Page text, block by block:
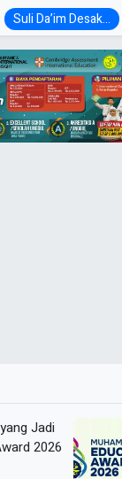
Suli Da’im Desak...
Jadi
2026